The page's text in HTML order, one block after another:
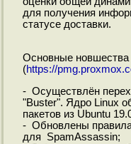
для получения
статусе доставки.
Основные новшества
(https://
- Осуществлён
"Buster". Ядро Linux
пакетов из Ubuntu
- Обновлены
для SpamAssassin;